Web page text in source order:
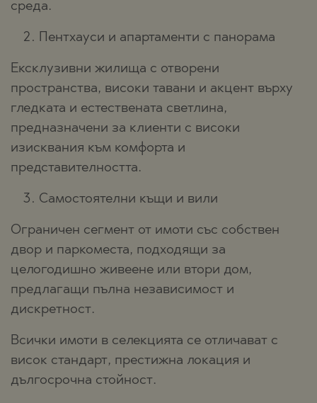
среда.
Пентхауси и апартаменти с панорама
Ексклузивни жилища с отворени
пространства, високи тавани и акцент върху
гледката и естествената светлина,
предназначени за клиенти с високи
изисквания към комфорта и
представителността.
Самостоятелни къщи и вили
Ограничен сегмент от имоти със собствен
двор и паркоместа, подходящи за
целогодишно живеене или втори дом,
предлагащи пълна независимост и
дискретност.
Всички имоти в селекцията се отличават с
висок стандарт, престижна локация и
дългосрочна стойност.